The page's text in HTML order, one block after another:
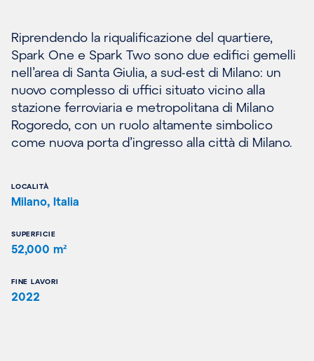
Riprendendo la riqualificazione del quartiere,
Spark One e Spark Two sono due edifici gemelli
nell’area di Santa Giulia, a sud-est di Milano: un
nuovo complesso di uffici situato vicino alla
stazione ferroviaria e metropolitana di Milano
Rogoredo, con un ruolo altamente simbolico
come nuova porta d’ingresso alla città di Milano.
LOCALITÀ
Milano, Italia
SUPERFICIE
52,000 m²
FINE LAVORI
2022